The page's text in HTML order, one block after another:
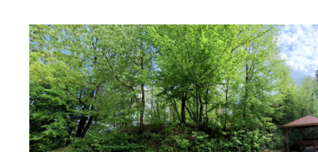
springen